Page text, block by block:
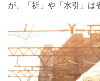
が、「祈」や「水引」は